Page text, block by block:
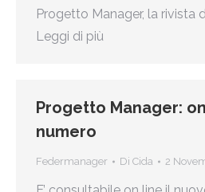
Progetto Manager, la rivista
Leggi di più
Progetto Manager:
numero
Federmanager Di Cida 2